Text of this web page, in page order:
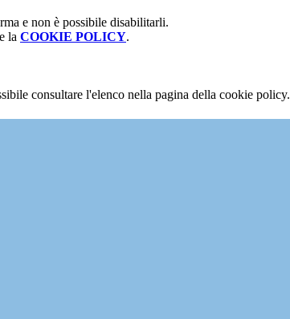
e non è possibile disabilitarli.
la COOKIE POLICY.
consultare l'elenco nella pagina della cookie policy.